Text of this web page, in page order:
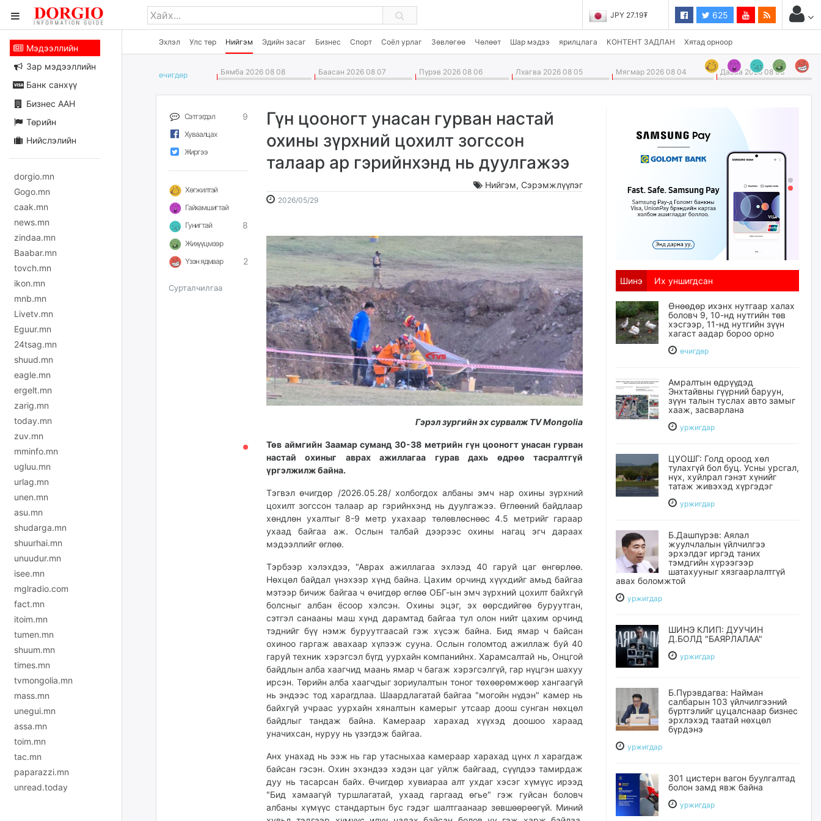
JPY 27.19₮ 625
Эхлэл Улс төр Нийгэм Эдийн засаг Бизнес Спорт Соёл урлаг Зөвлөгөө Чөлөөт Шар мэдээ ярилцлага КОНТЕНТ ЗАДЛАН Хятад орноор
Мэдээллийн
Зар мэдээллийн
Банк санхүү
Бизнес ААН
Төрийн
Нийслэлийн
dorgio.mn
Gogo.mn
caak.mn
news.mn
zindaa.mn
Baabar.mn
tovch.mn
ikon.mn
mnb.mn
Livetv.mn
Eguur.mn
24tsag.mn
shuud.mn
eagle.mn
ergelt.mn
zarig.mn
today.mn
zuv.mn
mminfo.mn
ugluu.mn
urlag.mn
unen.mn
asu.mn
shudarga.mn
shuurhai.mn
unuudur.mn
isee.mn
mglradio.com
fact.mn
itoim.mn
tumen.mn
shuum.mn
times.mn
tvmongolia.mn
mass.mn
unegui.mn
assa.mn
toim.mn
tac.mn
paparazzi.mn
unread.today
өчигдѳр Бямба 2026 08 08 Баасан 2026 08 07 Пүрэв 2026 08 06 Лхагва 2026 08 05 Мягмар 2026 08 04 Даваа 2026 08 03
Сэтгэгдэл 9
Хуваалцах
Жиргээ
Хөгжилтэй
Гайхамшигтай
Гунигтай
8
Жихүүцмээр
Үзэн ядмаар
2
Сурталчилгаа
Гүн цооногт унасан гурван настай
охины зүрхний цохилт зогссон
талаар ар гэрийнхэнд нь дуулгажээ
Нийгэм, Сэрэмжлүүлэг
2026/05/292026-
11:03:00
2026-
19:24:23
Гэрэл зургийн эх сурвалж TV Mongolia
Төв аймгийн Заамар суманд 30-38 метрийн гүн цооногт унасан гурван
настай охиныг аврах ажиллагаа гурав дахь өдрөө тасралтгүй
үргэлжилж байна.
Тэгвэл өчигдөр /2026.05.28/ холбогдох албаны эмч нар охины зүрхний
цохилт зогссон талаар ар гэрийнхэнд нь дуулгажээ. Өглөөний байдлаар
хөндлөн ухалтыг 8-9 метр ухахаар төлөвлөснөөс 4.5 метрийг гараар
ухаад байгаа аж. Ослын талбай дээрээс охины нагац эгч дараах
мэдээллийг өглөө.
Тэрбээр хэлэхдээ, "Аврах ажиллагаа эхлээд 40 гаруй цаг өнгөрлөө.
Нөхцөл байдал үнэхээр хүнд байна. Цахим орчинд хүүхдийг амьд байгаа
мэтээр бичиж байгаа ч өчигдөр өглөө ОБГ-ын эмч зүрхний цохилт байхгүй
болсныг албан ёсоор хэлсэн. Охины эцэг, эх өөрсдийгөө буруутган,
сэтгэл санааны маш хүнд дарамтад байгаа тул олон нийт цахим орчинд
тэднийг бүү нэмж буруутгаасай гэж хүсэж байна. Бид ямар ч байсан
охиноо гаргаж авахаар хүлээж сууна. Ослын голомтод ажиллаж буй 40
гаруй техник хэрэгсэл бүгд уурхайн компанийнх. Харамсалтай нь, Онцгой
байдлын алба хаагчид маань ямар ч багаж хэрэгсэлгүй, гар нүцгэн шахуу
ирсэн. Төрийн алба хаагчдыг зориулалтын тоног төхөөрөмжөөр хангаагүй
нь эндээс тод харагдлаа. Шаардлагатай байгаа "могойн нүдэн" камер нь
байхгүй учраас уурхайн хяналтын камерыг утсаар доош сунган нөхцөл
байдлыг тандаж байна. Камераар харахад хүүхэд доошоо хараад
уначихсан, нуруу нь үзэгдэж байгаа.
Анх унахад нь ээж нь гар утасныхаа камераар харахад цүнх л харагдаж
байсан гэсэн. Охин эхэндээ хэдэн цаг уйлж байгаад, сүүлдээ тамирдаж
дуу нь тасарсан байх. Өчигдөр хувиараа алт ухдаг хэсэг хүмүүс ирээд
"Бид хамаагүй туршлагатай, ухаад гаргаад өгье" гэж гуйсан боловч
албаны хүмүүс стандартын бус гэдэг шалтгаанаар зөвшөөрөөгүй. Миний
Шинэ Их уншигдсан
Өнөөдөр ихэнх нутгаар халах
боловч 9, 10-нд нутгийн төв
хэсгээр, 11-нд нутгийн зүүн
хагаст аадар бороо орно
өчигдѳр
Амралтын өдрүүдэд
Энхтайвны гүүрний баруун,
зүүн талын туслах авто замыг
хааж, засварлана
уржигдар
ЦУОШГ: Голд ороод хөл
тулахгүй бол буц. Усны урсгал,
нүх, хуйлрал гэнэт хүнийг
татаж живэхэд хүргэдэг
уржигдар
Б.Дашпүрэв: Аялал
жуулчлалын үйлчилгээ
эрхэлдэг иргэд таних
тэмдгийн хүрээгээр
шатахууныг хязгаарлалтгүй
авах боломжтой
уржигдар
ШИНЭ КЛИП: ДУУЧИН
Д.БОЛД "БАЯРЛАЛАА"
уржигдар
Б.Пүрэвдагва: Найман
салбарын 103 үйлчилгээний
бүртгэлийг цуцалснаар бизнес
эрхлэхэд таатай нөхцөл
бүрдэнэ
уржигдар
301 цистерн вагон буулгалтад
болон замд явж байна
уржигдар